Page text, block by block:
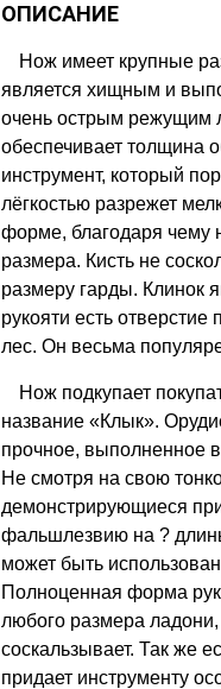
ОПИСАНИЕ
Нож имеет крупные
является хищным и
очень острым режущим
обеспечивает толщина
инструмент, который
лёгкостью разрежет
форме, благодаря чему
размера. Кисть не
размеру гарды. Клинок
рукояти есть
лес. Он весьма
Нож подкупает
название «Клык».
прочное, выполненное
Не смотря на свою
демонстрирующиеся
фальшлезвию на ?
может быть
Полноценная форма
любого размера
соскальзывает. Так же
придает инструменту